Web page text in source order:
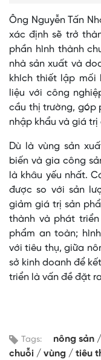
Ông Nguyễn Tấn
xác định sẽ trở
phần hình thành
nhà sản xuất và
khích thiết lập mối
liệu với công
cầu thị trường, góp
nhập khẩu và giá
Dù là vùng sản
biến và gia công
là khâu yếu nhất.
được so với sản
giảm giá trị sản
thành và phát
phẩm an toàn;
với tiêu thụ, giữa
sở kinh doanh để
triển là vấn đề đặt
Tags: nông sản
chuỗi
vùng tiêu